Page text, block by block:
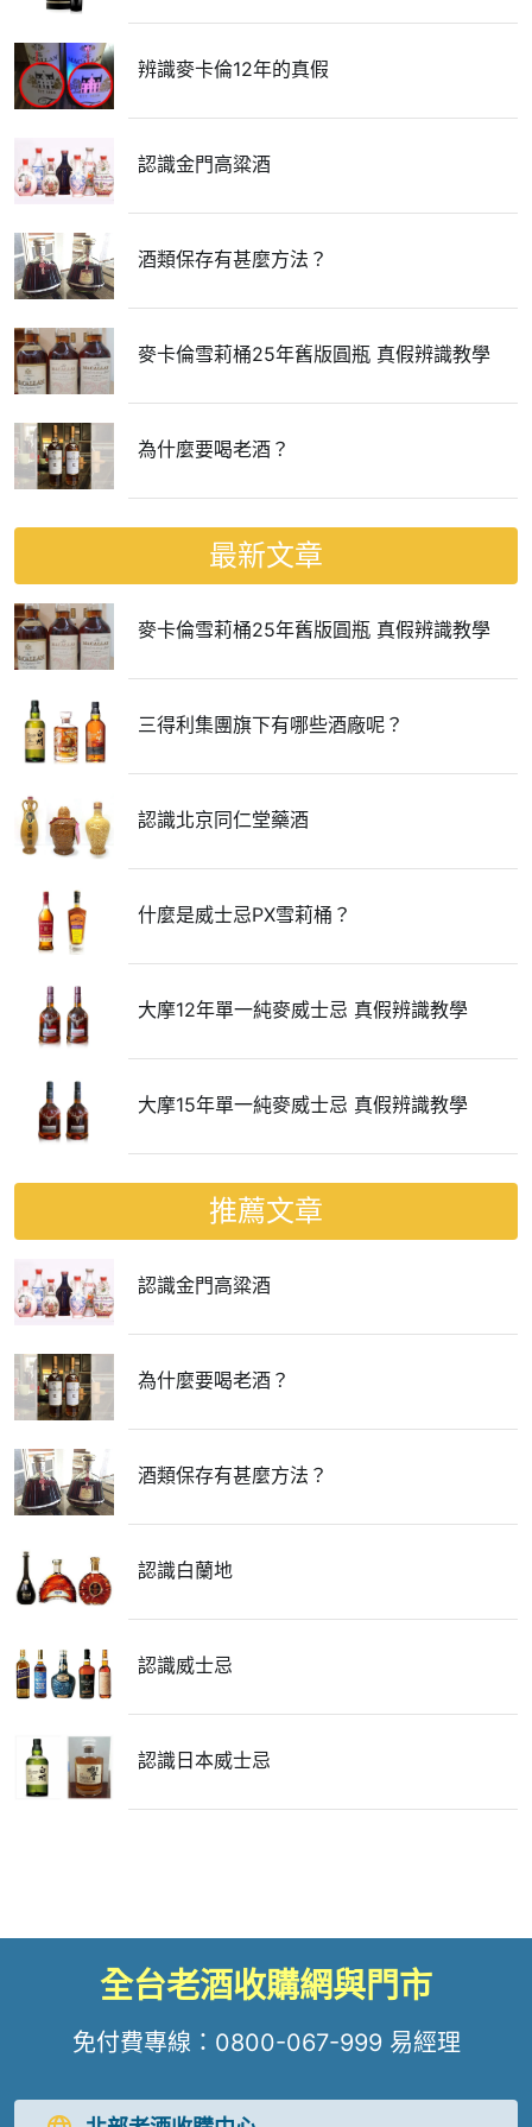
辨識麥卡倫12年的真假
認識金門高粱酒
酒類保存有甚麼方法？
麥卡倫雪莉桶25年舊版圓瓶 真假辨識教學
為什麼要喝老酒？
最新文章
麥卡倫雪莉桶25年舊版圓瓶 真假辨識教學
三得利集團旗下有哪些酒廠呢？
認識北京同仁堂藥酒
什麼是威士忌PX雪莉桶？
大摩12年單一純麥威士忌 真假辨識教學
大摩15年單一純麥威士忌 真假辨識教學
推薦文章
認識金門高粱酒
為什麼要喝老酒？
酒類保存有甚麼方法？
認識白蘭地
認識威士忌
認識日本威士忌
全台老酒收購網與門市
免付費專線： 0800-067-999易經理